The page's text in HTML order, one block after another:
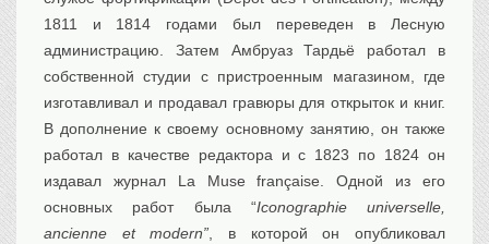
1811 и 1814 годами был переведен в Лесную
администрацию. Затем Амбруаз Тардьё работал в
собственной студии с пристроенным магазином, где
изготавливал и продавал гравюры для открыток и книг.
В дополнение к своему основному занятию, он также
работал в качестве редактора и с 1823 по 1824 он
издавал журнал La Muse française. Одной из его
основных работ была “Iconographie universelle,
ancienne et modern” , в которой он опубликовал